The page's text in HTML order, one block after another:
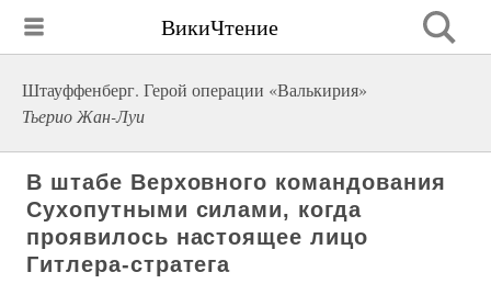
ВикиЧтение
Штауффенберг. Герой операции «Валькирия»
Тьерио Жан-Луи
В штабе Верховного командования
Сухопутными силами, когда
проявилось настоящее лицо
Гитлера-стратега